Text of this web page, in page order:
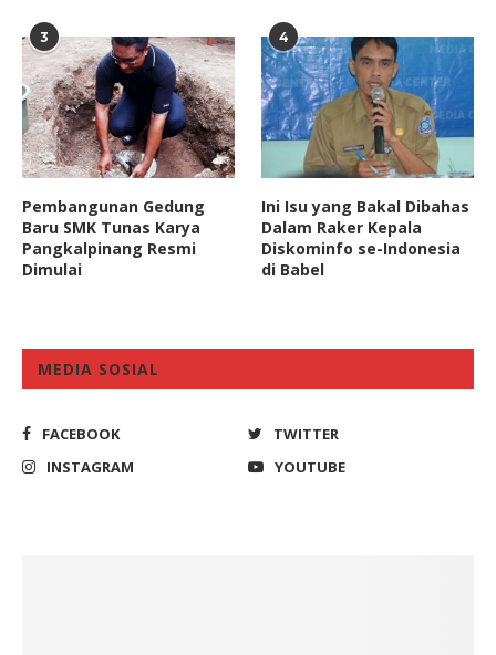
3
Pembangunan Gedung
Baru SMK Tunas Karya
Pangkalpinang Resmi
Dimulai
4
Ini Isu yang Bakal Dibahas
Dalam Raker Kepala
Diskominfo se-Indonesia
di Babel
MEDIA SOSIAL
FACEBOOK
TWITTER
INSTAGRAM
YOUTUBE